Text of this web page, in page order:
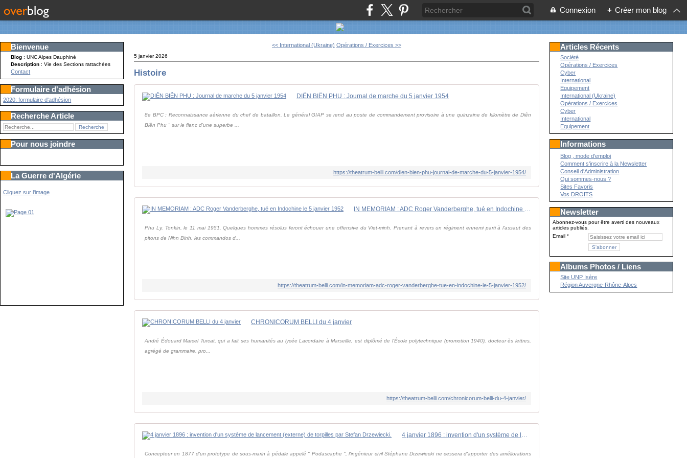
Connexion + Créer mon blog
Bienvenue
Blog : UNC Alpes Dauphiné
Description: Vie des Sections rattachées
Contact
Formulaire d'adhésion
2020: formulaire d'adhésion
Recherche Article
Pour nous joindre
La Guerre d'Algérie
Cliquez sur l'image
<< International (Ukraine) Opérations / Exercices >>
5 janvier 2026
Histoire
DIÊN BIÊN PHU : Journal de marche du 5 janvier 1954
8e BPC : Reconnaissance aérienne du chef de bataillon. Le général GIAP se rend au poste de commandement provisoire à une quinzaine de kilomètre de Diên
Biên Phu " sur le flanc d'une superbe ...
https://theatrum-belli.com/dien-bien-phu-journal-de-marche-du-5-janvier-1954/
IN MEMORIAM : ADC Roger Vanderberghe, tué en Indochine le 5 janvier 1952
Phu Ly, Tonkin, le 11 mai 1951. Quelques hommes résolus feront échouer une offensive du Viet-minh. Prenant à revers un régiment ennemi parti à l'assaut des
pitons de Nihn Binh, les commandos d...
https://theatrum-belli.com/in-memoriam-adc-roger-vanderberghe-tue-en-indochine-le-5-janvier-1952/
CHRONICORUM BELLI du 4 janvier
André Édouard Marcel Turcat, qui a fait ses humanités au lycée Lacordaire à Marseille, est diplômé de l'École polytechnique (promotion 1940), docteur ès lettres,
agrégé de grammaire, pro...
https://theatrum-belli.com/chronicorum-belli-du-4-janvier/
4 janvier 1896 : invention d'un système de lancement (externe) de torpilles par Stefan Drzewiecki.
Concepteur en 1877 d'un prototype de sous-marin à pédale appelé " Podascaphe ", l'ingénieur civil Stéphane Drzewiecki ne cessera d'apporter des améliorations
Articles Récents
Société
Opérations / Exercices
Cyber
International
Equipement
International (Ukraine)
Opérations / Exercices
Cyber
International
Equipement
Informations
Blog , mode d'emploi
Comment s'inscrire à la Newsletter
Conseil d'Administration
Qui sommes-nous ?
Sites Favoris
Vos DROITS
Newsletter
Abonnez-vous pour être averti des nouveaux
articles publiés.
Email
Albums Photos / Liens
Site UNP Isère
Région Auvergne-Rhône-Alpes